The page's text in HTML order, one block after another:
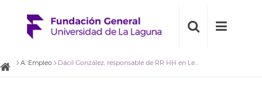
A. Empleo Dácil González, responsable de RR HH en Leroy Merlin La Orotava: “Presumimos de Cataliza porque no existen programas similares en otras comunidades autónomas”